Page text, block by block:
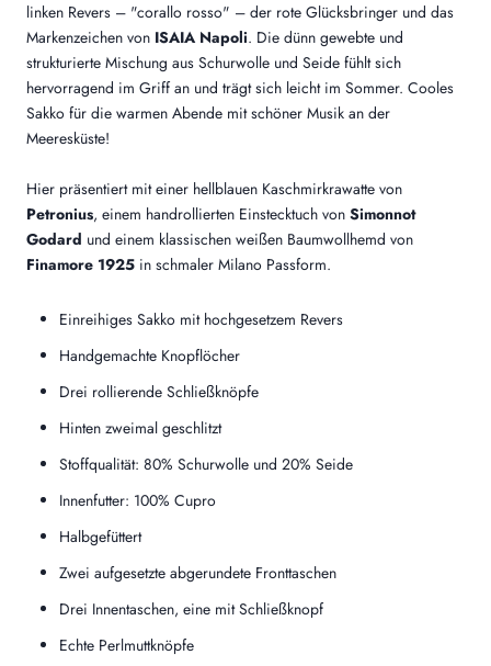
linken Revers – "corallo rosso" – der rote Glücksbringer und das
Markenzeichen von ISAIA Napoli. Die dünn gewebte und
strukturierte Mischung aus Schurwolle und Seide fühlt sich
hervorragend im Griff an und trägt sich leicht im Sommer. Cooles
Sakko für die warmen Abende mit schöner Musik an der
Meeresküste!
Hier präsentiert mit einer hellblauen Kaschmirkrawatte von
Petronius, einem handrollierten Einstecktuch von Simonnot
Godard und einem klassischen weißen Baumwollhemd von
Finamore 1925 in schmaler Milano Passform.
Einreihiges Sakko mit hochgesetzem Revers
Handgemachte Knopflöcher
Drei rollierende Schließknöpfe
Hinten zweimal geschlitzt
Stoffqualität: 80% Schurwolle und 20% Seide
Innenfutter: 100% Cupro
Halbgefüttert
Zwei aufgesetzte abgerundete Fronttaschen
Drei Innentaschen, eine mit Schließknopf
Echte Perlmuttknöpfe